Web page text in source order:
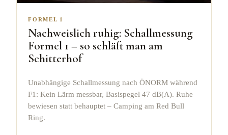
FORMEL 1
Nachweislich ruhig: Schallmessung
Formel 1 – so schläft man am
Schitterhof
Unabhängige Schallmessung nach ÖNORM während
F1: Kein Lärm messbar, Basispegel 47 dB(A). Ruhe
bewiesen statt behauptet – Camping am Red Bull
Ring.